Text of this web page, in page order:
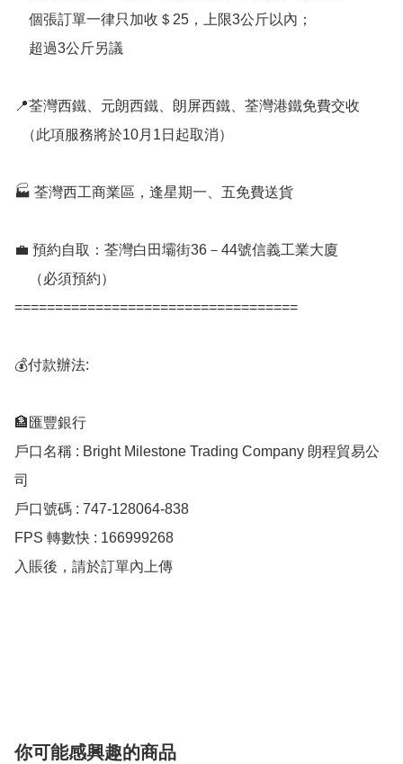
📍荃灣西鐵、元朗西鐵、朗屏西鐵、荃灣港鐵免費交收
🏭 荃灣西工商業區，逢星期一、五免費送貨
💼 預約自取：荃灣白田壩街36－44號信義工業大廈
===================================
💰付款辦法:
🏦匯豐銀行
戶口名稱 : Bright Milestone Trading Company 朗程貿易公
司
戶口號碼 : 747-128064-838
FPS 轉數快 : 166999268
入賬後，請於訂單內上傳
你可能感興趣的商品